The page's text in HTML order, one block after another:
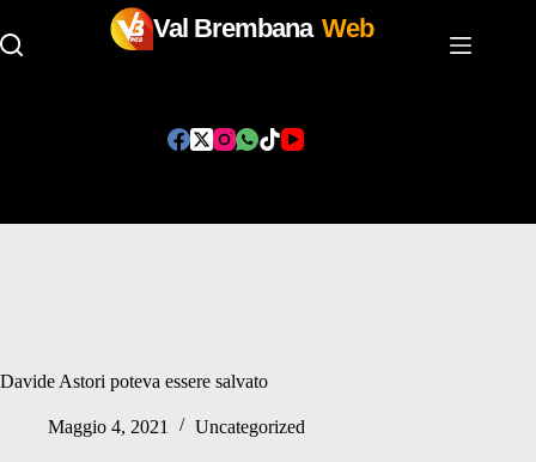
Val Brembana Web
Davide Astori poteva essere salvato
Maggio 4, 2021 Uncategorized